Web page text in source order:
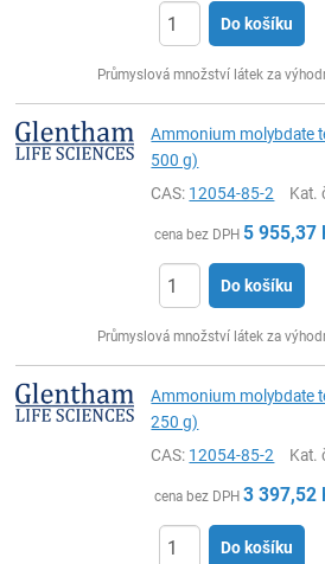
Do košíku
Průmyslová množství látek za
Ammonium molybdate
500 g)
CAS: 12054-85-2 Kat.
cena bez DPH 5 955,37
Do košíku
Průmyslová množství látek za
Ammonium molybdate
250 g)
CAS: 12054-85-2 Kat.
cena bez DPH 3 397,52
Do košíku